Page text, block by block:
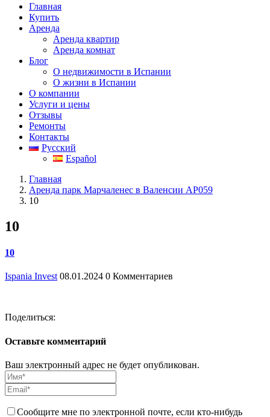
Главная
Купить
Аренда
Аренда квартир
Аренда комнат
Блог
О недвижимости в Испании
О жизни в Испании
О компании
Услуги и цены
Отзывы
Ремонты
Контакты
Русский
Español
Главная
Аренда парк Марчаленес в Валенсии AP059
10
10
10
Ispania Invest 08.01.2024 0 Комментариев
Поделиться:
Оставьте комментарий
Ваш электронный адрес не будет опубликован.
Сообщите мне по электронной почте, если кто-нибудь